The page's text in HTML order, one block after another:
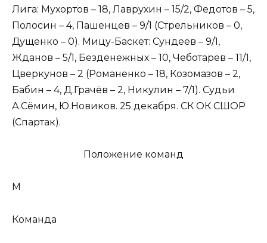
Лига: Мухортов – 18, Лаврухин – 15/2, Федотов – 5,
Полосин – 4, Пашенцев – 9/1 (Стрельников – 0,
Дущенко – 0). Мицу-Баскет: Сундеев – 9/1,
Жданов – 5/1, Безденежных – 10, Чеботарёв – 11/1,
Цверкунов – 2 (Романенко – 18, Козомазов – 2,
Бабин – 4, Д.Грачёв – 2, Никулин – 7/1). Судьи
А.Сёмин, Ю.Новиков. 25 декабря. СК ОК СШОР
(Спартак).
Положение команд
М
Команда